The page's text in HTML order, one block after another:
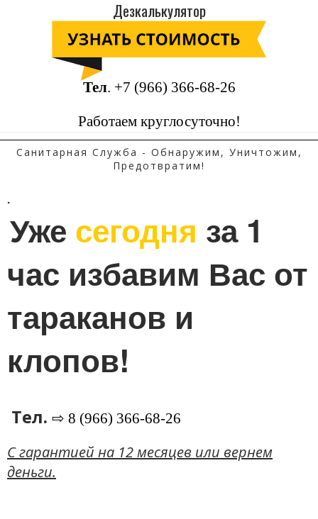
Дезкалькулятор
Тел. +7 (966) 366-68-26
Работаем круглосуточно!
Санитарная Служба - Обнаружим, Уничтожим,
Предотвратим!
.
Уже сегодня за 1
час избавим Вас от
тараканов и
клопов!
Тел. ⇨ 8 (966) 366-68-26
C гарантией на 12 месяцев или вернем
деньги.